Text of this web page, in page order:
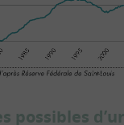
possibles